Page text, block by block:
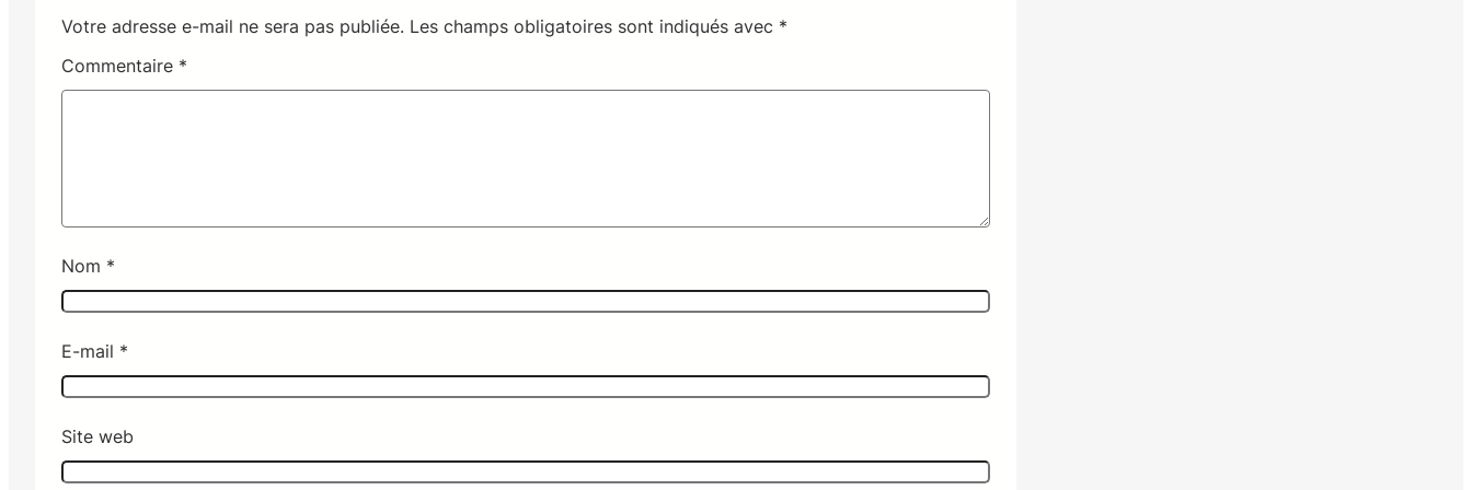
Votre adresse e-mail ne sera pas publiée. Les champs obligatoires sont indiqués avec *
Commentaire *
Nom *
E-mail *
Site web